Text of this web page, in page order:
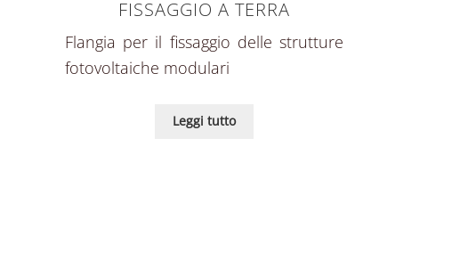
FISSAGGIO A TERRA
Flangia per il fissaggio delle strutture
fotovoltaiche modulari
Leggi tutto